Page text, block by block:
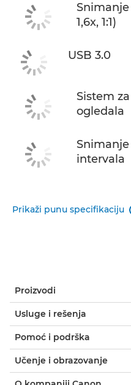
Snimanje
1,6x, 1:1)
USB 3.0
Sistem
ogledala
intervala
Prikaži punu specifikaciju
Proizvodi
Usluge i rešenja
Pomoć i podrška
Učenje i obrazovanje